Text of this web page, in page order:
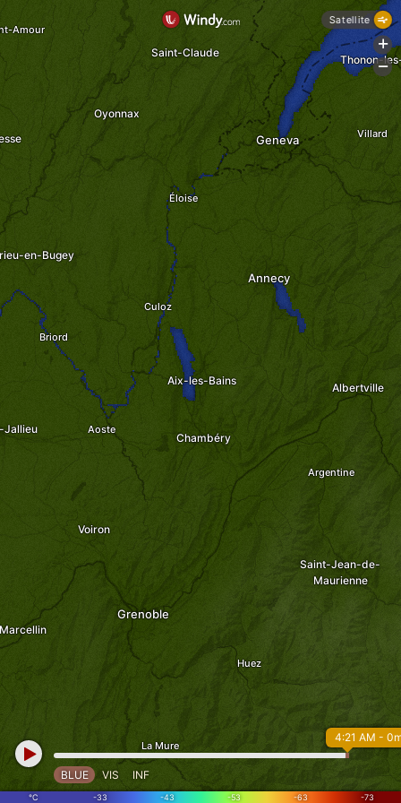
Culoz
Aix-les-Bains
Annecy
Grenoble
Chambéry
Argentine
Briord
en-Bugey
Jallieu Aoste
Albertville
Voiron
Saint-Jean-de-
Maurienne
Éloise
Geneva
Oyonnax
Saint-Claude
Huez
La Mure
Amour
Thonon-
Villard
°C -33 -43 -53 -63 -73
4:21 AM -
BLUE VIS INF
- -
Satellite
+
-